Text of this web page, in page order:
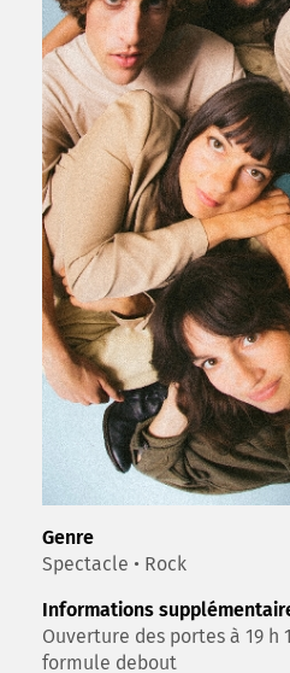
Genre
Spectacle • Rock
Informations
Ouverture des portes à 19 h
formule debout